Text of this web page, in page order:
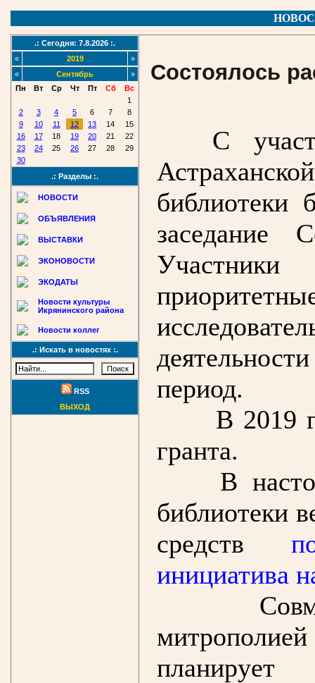
.: Сегодня: 7.8.2026 :.
«
2019
»
«
Сентябрь
»
Пн
Вт Ср Чт Пт Сб
Вс
1
2
3 4 5 6 7
8
9
10 11 12 13 14
15
16
17 18 19 20 21
22
23
24 25 26 27 28
29
30
.: Разделы :.
НОВОСТИ
ОБЪЯВЛЕНИЯ
ВЫСТАВКИ
ЭКОНОВОСТИ
ЭКОДАТЫ
Новости культуры
Икрянинского района
Новости коллег
.: Искать в новостях :.
RSS
ВЫХОД
Состоялось
С
библиотеки
заседание
период.
В 2019
гранта.
В
библиотеки
средств
инициатива
митрополией